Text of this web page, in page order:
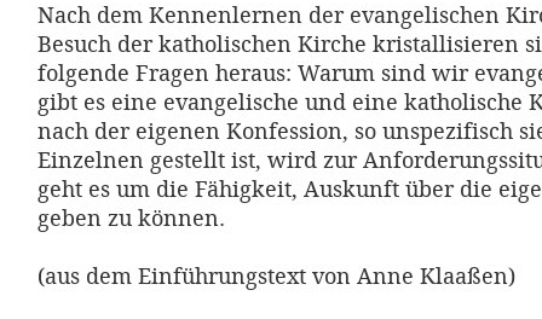
Nach dem Kennenlernen der evangelischen
Besuch der katholischen Kirche kristallisieren
folgende Fragen heraus: Warum sind wir
gibt es eine evangelische und eine katholische
nach der eigenen Konfession, so unspezifisch
Einzelnen gestellt ist, wird zur
geht es um die Fähigkeit, Auskunft über die
geben zu können.
(aus dem Einführungstext von Anne Klaaßen)